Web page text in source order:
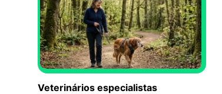
Veterinários especialistas